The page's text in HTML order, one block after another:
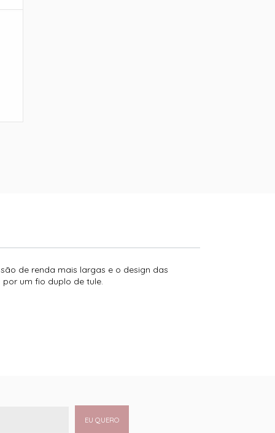
de renda mais largas e o design das
um fio duplo de tule.
EU QUERO